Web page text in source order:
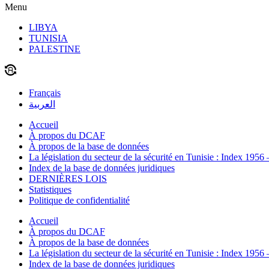
Menu
LIBYA
TUNISIA
PALESTINE
Français
العربية
Accueil
À propos du DCAF
À propos de la base de données
La législation du secteur de la sécurité en Tunisie : Index 1956
Index de la base de données juridiques
DERNIÈRES LOIS
Statistiques
Politique de confidentialité
Accueil
À propos du DCAF
À propos de la base de données
La législation du secteur de la sécurité en Tunisie : Index 1956
Index de la base de données juridiques